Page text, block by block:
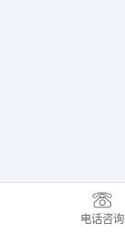
电话咨询